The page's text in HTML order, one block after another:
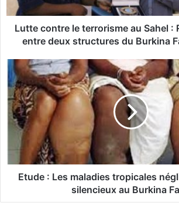
t
e
e
r
s
Lutte contre le terrorisme au Sahel :
entre deux structures du Burkina
E
t
u
d
e
e
a
Etude : Les maladies tropicales
silencieux au Burkina